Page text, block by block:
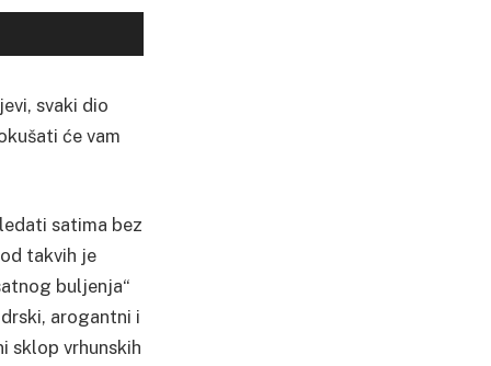
svaki dio
će vam
satima bez
takvih je
buljenja“
arogantni i
sklop vrhunskih